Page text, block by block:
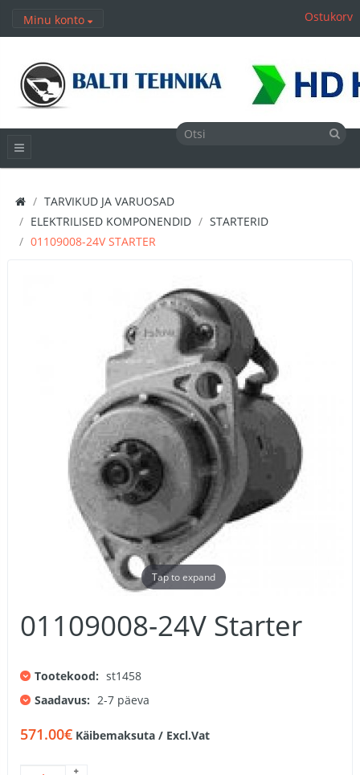
Minu konto Ostukorv
TARVIKUD JA VARUOSAD
ELEKTRILISED KOMPONENDID
STARTERID
01109008-24V STARTER
Tap to expand
01109008-24V Starter
Tootekood: st1458
Saadavus: 2-7 päeva
571.00€ Käibemaksuta / Excl.Vat